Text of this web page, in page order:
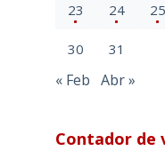
23 24 25
30 31
« Feb Abr »
Contador de